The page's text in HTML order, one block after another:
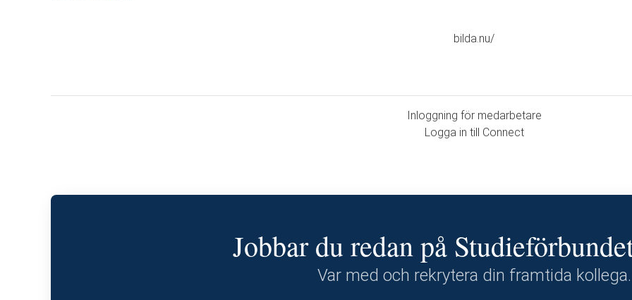
bilda.nu/
Inloggning för medarbetare
Logga in till Connect
Jobbar du redan på
Var med och rekrytera din framtida kollega.